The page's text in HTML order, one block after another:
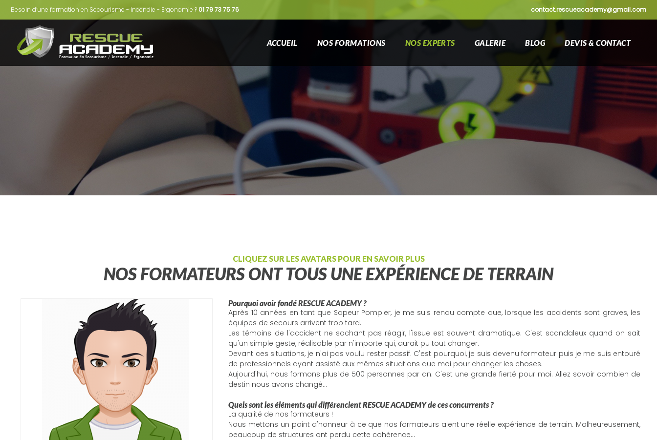
Besoin d’une formation en Secourisme - Incendie - Ergonomie ? 01 79 73 75 76 contact.rescueacademy@gmail.com
ACCUEIL NOS FORMATIONS NOS EXPERTS GALERIE BLOG DEVIS & CONTACT
CLIQUEZ SUR LES AVATARS POUR EN SAVOIR PLUS
NOS FORMATEURS ONT TOUS UNE EXPÉRIENCE DE TERRAIN
Pourquoi avoir fondé RESCUE ACADEMY ?
Après 10 années en tant que Sapeur Pompier, je me suis rendu compte que, lorsque les accidents sont graves, les
équipes de secours arrivent trop tard.
Les témoins de l'accident ne sachant pas réagir, l'issue est souvent dramatique. C'est scandaleux quand on sait
qu'un simple geste, réalisable par n'importe qui, aurait pu tout changer.
Devant ces situations, je n'ai pas voulu rester passif. C'est pourquoi, je suis devenu formateur puis je me suis entouré
de professionnels ayant assisté aux mêmes situations que moi pour changer les choses.
Aujourd'hui, nous formons plus de 500 personnes par an. C'est une grande fierté pour moi. Allez savoir combien de
destin nous avons changé...
Quels sont les éléments qui différencient RESCUE ACADEMY de ces concurrents ?
La qualité de nos formateurs !
Nous mettons un point d'honneur à ce que nos formateurs aient une réelle expérience de terrain. Malheureusement,
beaucoup de structures ont perdu cette cohérence...